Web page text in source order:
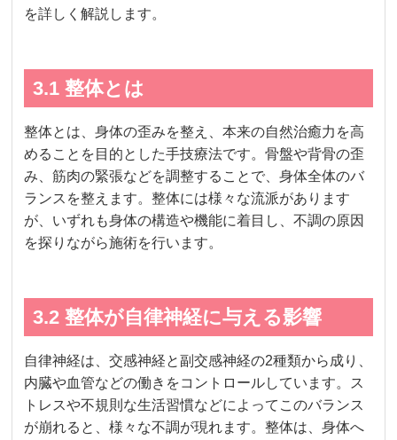
を詳しく解説します。
3.1 整体とは
整体とは、身体の歪みを整え、本来の自然治癒力を高
めることを目的とした手技療法です。骨盤や背骨の歪
み、筋肉の緊張などを調整することで、身体全体のバ
ランスを整えます。整体には様々な流派があります
が、いずれも身体の構造や機能に着目し、不調の原因
を探りながら施術を行います。
3.2 整体が自律神経に与える影響
自律神経は、交感神経と副交感神経の2種類から成り、
内臓や血管などの働きをコントロールしています。ス
トレスや不規則な生活習慣などによってこのバランス
が崩れると、様々な不調が現れます。整体は、身体へ